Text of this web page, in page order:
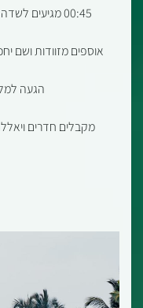
00:45 מגיעים לשדה התעופה בקולומבו סרי לנקה (3.11)
אוספים מזוודות ושם
הגעה למלון 04:00 בלילה
מקבלים חדרים